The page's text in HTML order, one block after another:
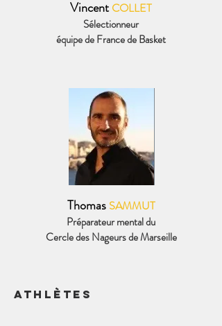
Vincent COLLET
Sélectionneur
équipe de France de Basket
Thomas SAMMUT
Préparateur mental du
Cercle des Nageurs de Marseille
athlètes